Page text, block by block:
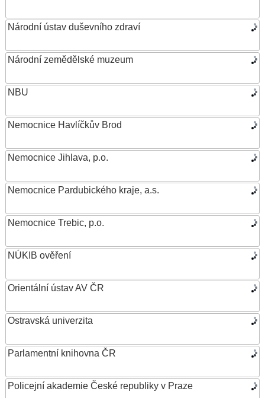
Národní ústav duševního zdraví
Národní zemědělské muzeum
NBU
Nemocnice Havlíčkův Brod
Nemocnice Jihlava, p.o.
Nemocnice Pardubického kraje, a.s.
Nemocnice Trebic, p.o.
NÚKIB ověření
Orientální ústav AV ČR
Ostravská univerzita
Parlamentní knihovna ČR
Policejní akademie České republiky v Praze